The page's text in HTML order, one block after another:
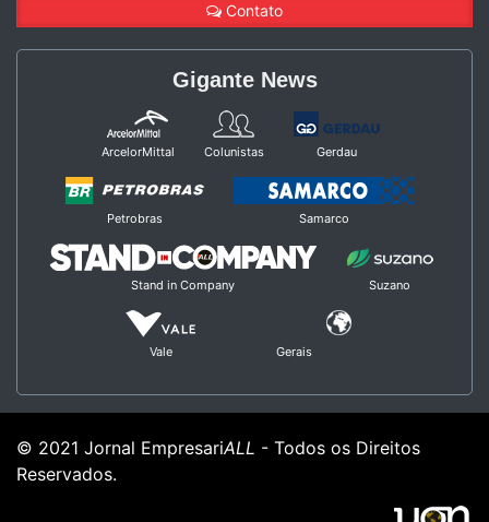
Contato
Gigante News
ArcelorMittal Colunistas Gerdau
Petrobras Samarco
Stand in Company Suzano
Vale Gerais
© 2021 Jornal EmpresariALL - Todos os Direitos
Reservados.